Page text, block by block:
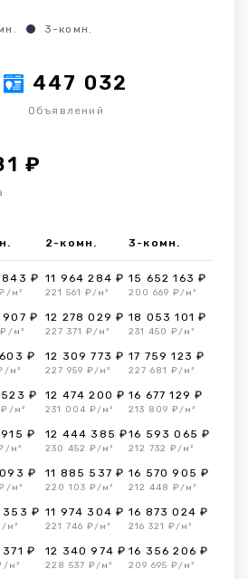
3-комн.
447 032
Объявлений
₽
2-комн. 3-комн.
₽
м²
11 964 284 ₽
221 561 ₽/м²
15 652 163 ₽
200 669 ₽/м²
₽
м²
12 278 029 ₽
227 371 ₽/м²
18 053 101 ₽
231 450 ₽/м²
₽
м²
12 309 773 ₽
227 959 ₽/м²
17 759 123 ₽
227 681 ₽/м²
₽
м²
12 474 200 ₽
231 004 ₽/м²
16 677 129 ₽
213 809 ₽/м²
₽
м²
12 444 385 ₽
230 452 ₽/м²
16 593 065 ₽
212 732 ₽/м²
₽
м²
11 885 537 ₽
220 103 ₽/м²
16 570 905 ₽
212 448 ₽/м²
₽
м²
11 974 304 ₽
221 746 ₽/м²
16 873 024 ₽
216 321 ₽/м²
₽
м²
12 340 974 ₽
228 537 ₽/м²
16 356 206 ₽
209 695 ₽/м²